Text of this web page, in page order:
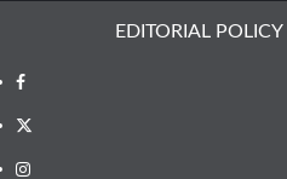
EDITORIAL POLICY
Facebook
X
Instagram